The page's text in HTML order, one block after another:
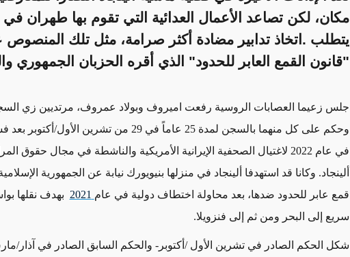
مكان، لكن تصاعد الأعمال العدائية التي تقوم بها طهران في
يتطلب .اتخاذ تدابير مضادة أكثر صرامة، مثل تلك المنصوص
"قانون القمع العابر للحدود" الذي أقره الحزبان الجمهوري
جلس زعيما العصابات الروسية رفعت اميروف وبولاد عمروف، مرتديين زي
وحكم على كل منهما بالسجن لمدة 25 عاماً في 29 من تشرين الأول/أكتوبر بعد فشل
في عام 2022 لاغتيال الصحفية الإيرانية الأمريكية والناشطة في مجال حقوق
ألينجاد. وكانا قد استهدفا ألينجاد في منزلها بنيويورك نيابة عن الجمهورية
قمع عابر للحدود ضدها، بعد محاولة اختطاف دولية في عام
بهدف نقلها
سريع إلى البحر ومن ثم إلى فنزويلا.
شكل الحكم الصادر في تشرين الأول /أكتوبر- والحكم السابق الصادر في آذار/